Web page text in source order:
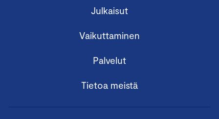
Julkaisut
Vaikuttaminen
Palvelut
Tietoa meistä